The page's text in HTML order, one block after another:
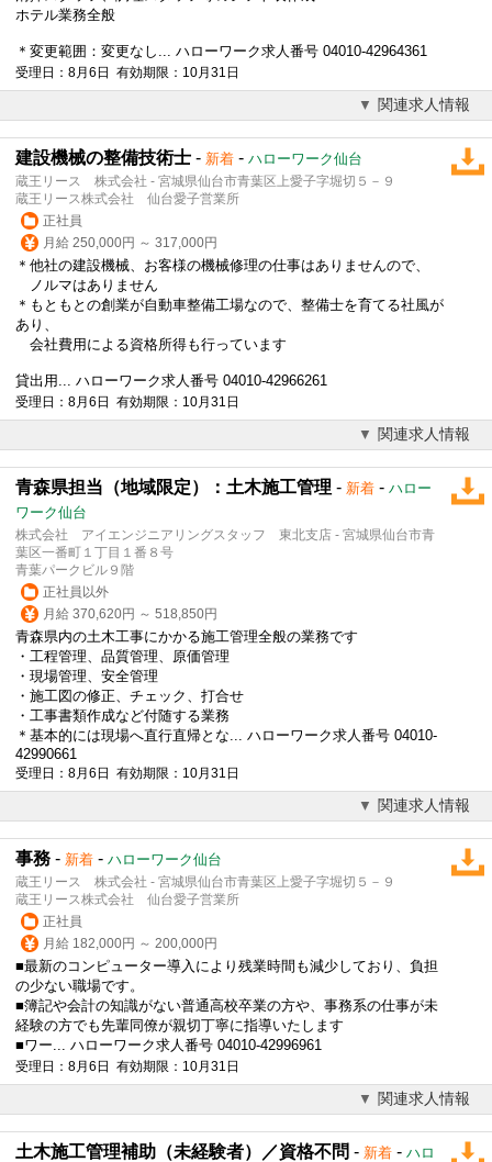
ホテル業務全般
＊変更範囲：変更なし... ハローワーク求人番号 04010-42964361
受理日：8月6日 有効期限：10月31日
関連求人情報
建設機械の整備技術士 - 新着 - ハローワーク仙台
蔵王リース 株式会社 - 宮城県仙台市青葉区上愛子字堀切５－９
蔵王リース株式会社 仙台愛子営業所
正社員
月給 250,000円 ～ 317,000円
＊他社の建設機械、お客様の機械修理の仕事はありませんので、
ノルマはありません
＊もともとの創業が自動車整備工場なので、整備士を育てる社風が
あり、
会社費用による資格所得も行っています
貸出用... ハローワーク求人番号 04010-42966261
受理日：8月6日 有効期限：10月31日
関連求人情報
青森県担当（地域限定）：土木施工管理 - 新着 - ハロー
ワーク仙台
株式会社 アイエンジニアリングスタッフ 東北支店 - 宮城県仙台市青
葉区一番町１丁目１番８号
青葉パークビル９階
正社員以外
月給 370,620円 ～ 518,850円
青森県内の土木工事にかかる施工管理全般の業務です
・工程管理、品質管理、原価管理
・現場管理、安全管理
・施工図の修正、チェック、打合せ
・工事書類作成など付随する業務
＊基本的には現場へ直行直帰とな... ハローワーク求人番号 04010-
42990661
受理日：8月6日 有効期限：10月31日
関連求人情報
事務 - 新着 - ハローワーク仙台
蔵王リース 株式会社 - 宮城県仙台市青葉区上愛子字堀切５－９
蔵王リース株式会社 仙台愛子営業所
正社員
月給 182,000円 ～ 200,000円
■最新のコンピューター導入により残業時間も減少しており、負担
の少ない職場です。
■簿記や会計の知識がない普通高校卒業の方や、事務系の仕事が未
経験の方でも先輩同僚が親切丁寧に指導いたします
■ワー... ハローワーク求人番号 04010-42996961
受理日：8月6日 有効期限：10月31日
関連求人情報
土木施工管理補助（未経験者）／資格不問 - 新着 - ハロ